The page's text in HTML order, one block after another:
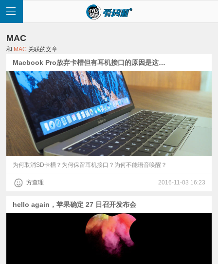
首
快
讯
MAC
和 MAC 关联的文章
Macbook Pro放弃卡槽但有耳机接口的原因是这个？
为何取消SD卡槽？为何保留耳机接口？为何不能语音唤醒？
方查理 2016-11-03 16:23
hello again，苹果确定 27 日召开发布会